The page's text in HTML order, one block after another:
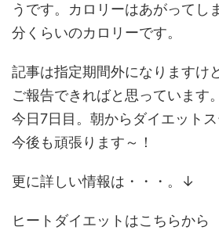
うです。カロリーはあがってし
分くらいのカロリーです。
記事は指定期間外になりますけ
ご報告できればと思っています。
今日7日目。朝からダイエットス
今後も頑張ります～！
更に詳しい情報は・・・。↓
ヒートダイエットはこちらから